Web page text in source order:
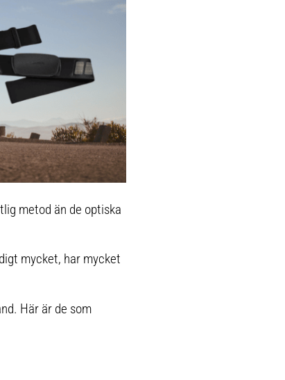
metod än de optiska
mycket, har mycket
Här är de som